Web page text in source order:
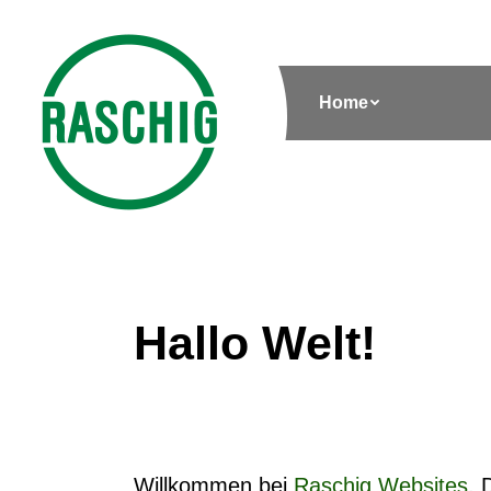
Home
Hallo Welt!
Willkommen bei Raschig Websites.